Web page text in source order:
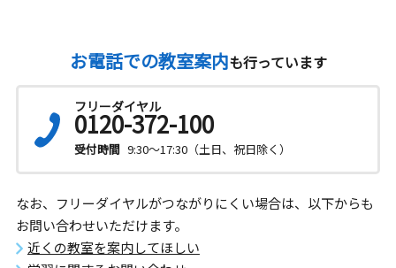
お電話での教室案内も行っています
フリーダイヤル
0120-372-100
受付時間 9:30～17:30（土日、祝日除く）
なお、フリーダイヤルがつながりにくい場合は、以下からも
お問い合わせいただけます。
近くの教室を案内してほしい